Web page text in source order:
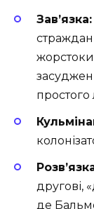
Зав’язка:
простого
другові,
де